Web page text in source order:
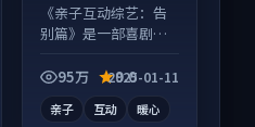
《亲子互动综艺：告
别篇》是一部喜剧向
端观看，细节更丰
95万 9.0
2025-01-11
亲子 互动 暖心